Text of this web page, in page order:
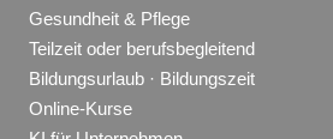
Gesundheit & Pflege
Teilzeit oder berufsbegleitend
Bildungsurlaub · Bildungszeit
Online-Kurse